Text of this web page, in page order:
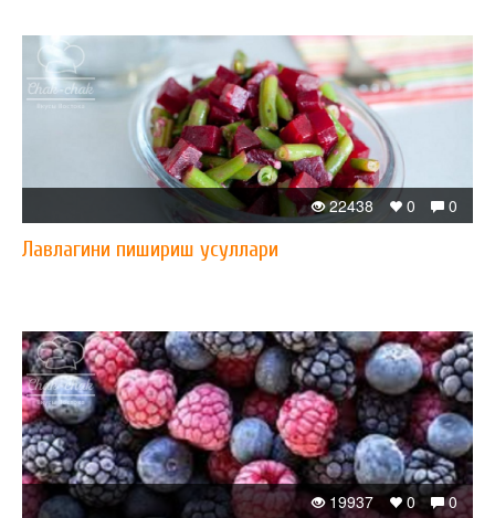
0
0
22438
Лавлагини пишириш усуллари
0
0
19937